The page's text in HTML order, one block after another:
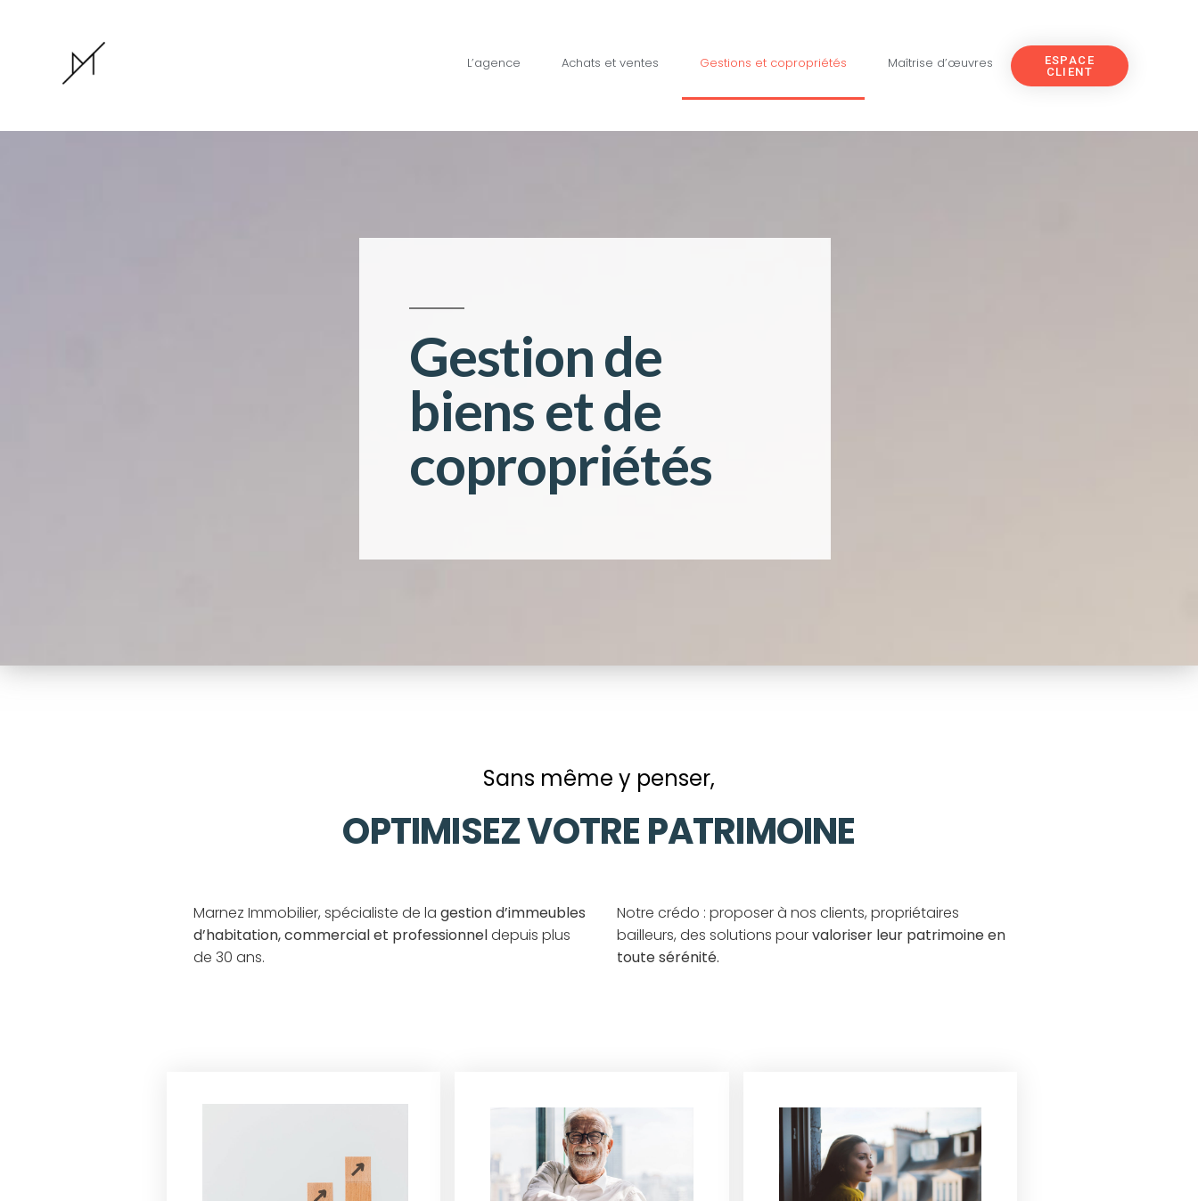
L’agence Achats et ventes Gestions et copropriétés Maîtrise d’œuvres
ESPACE
CLIENT
Gestion de
biens et de
copropriétés
Sans même y penser,
OPTIMISEZ VOTRE PATRIMOINE
Marnez Immobilier, spécialiste de la gestion d’immeubles
d’habitation, commercial et professionneldepuis plus
de 30 ans.
Notre crédo : proposer à nos clients, propriétaires
bailleurs, des solutions pourvaloriser leur patrimoine en
toute sérénité.